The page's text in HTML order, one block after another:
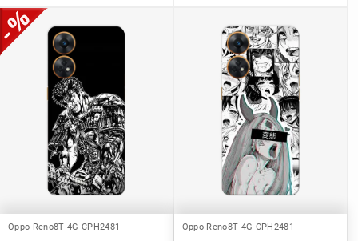
Oppo Reno8T 4G CPH2481 Oppo Reno8T 4G CPH2481